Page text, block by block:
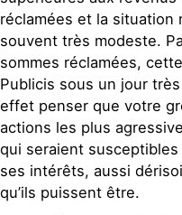
réclamées et la situation
souvent très modeste.
sommes réclamées,
Publicis sous un jour
effet penser que votre
actions les plus
qui seraient
ses intérêts, aussi
qu’ils puissent être.